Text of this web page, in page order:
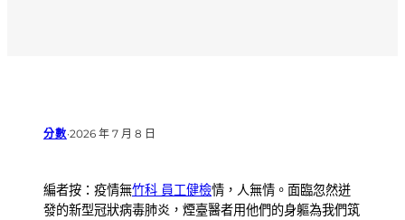
分數·2026 年 7 月 8 日
編者按：疫情無竹科 員工健檢情，人無情。面臨忽然迸
發的新型冠狀病毒肺炎，煙臺醫者用他們的身軀為我們筑